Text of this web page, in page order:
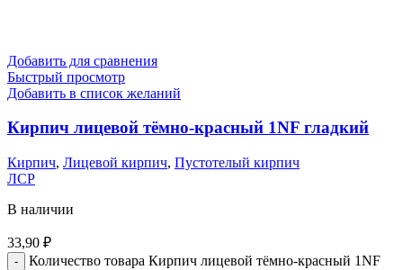
Добавить для сравнения
Быстрый просмотр
Добавить в список желаний
Кирпич лицевой тёмно-красный 1NF гладкий
Кирпич, Лицевой кирпич, Пустотелый кирпич
ЛСР
В наличии
33,90 ₽
Количество товара Кирпич лицевой тёмно-красный 1NF